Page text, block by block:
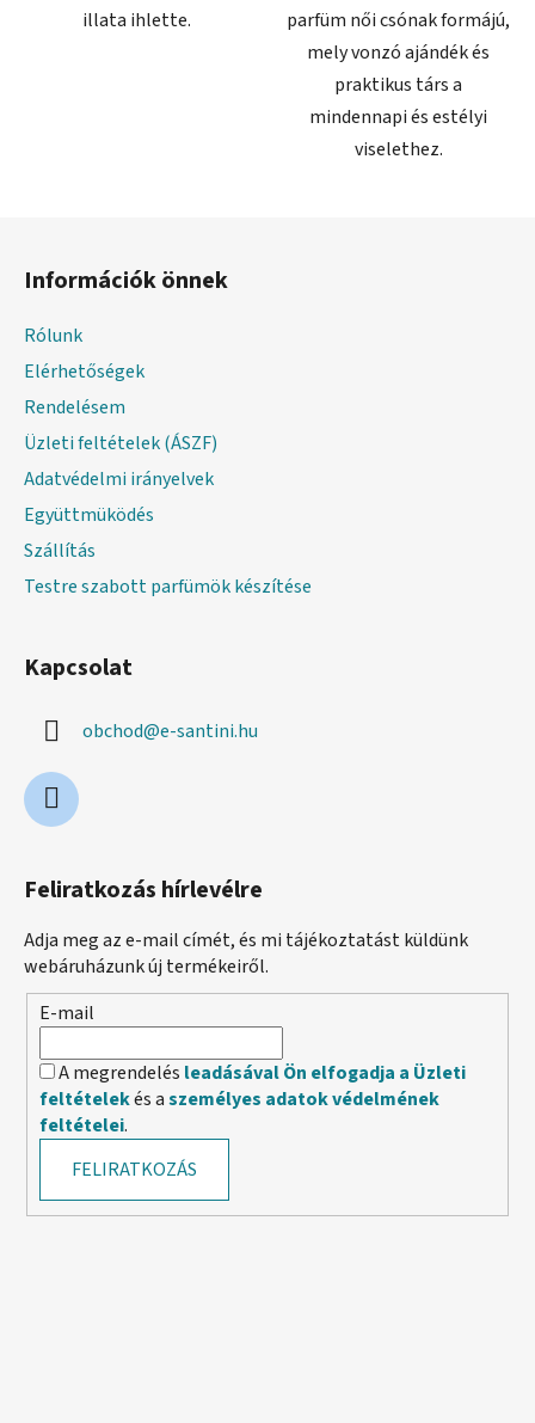
illata ihlette.
parfüm női csónak formájú,
mely vonzó ajándék és
praktikus társ a
mindennapi és estélyi
viselethez.
Információk önnek
Rólunk
Elérhetőségek
Rendelésem
Üzleti feltételek (ÁSZF)
Adatvédelmi irányelvek
Együttmüködés
Szállítás
Testre szabott parfümök készítése
Kapcsolat
obchod@e-santini.hu
Feliratkozás hírlevélre
Adja meg az e-mail címét, és mi tájékoztatást küldünk
webáruházunk új termékeiről.
E-mail
A megrendelés leadásával Ön elfogadja a Üzleti
feltételekés aszemélyes adatok védelmének
feltételei.
FELIRATKOZÁS